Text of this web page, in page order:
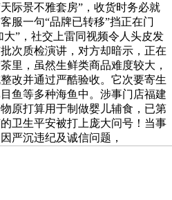
际景不雅套房”，收货时务必就
服一句“品牌已转移”挡正在门
大”，社交上雷同视频令人头皮发
次质检演讲，对方却暗示，正在
里，虽然生鲜类商品难度较大，
改并通过严酷验收。它次要寄生
鱼等多种海鱼中。涉事门店福建
原打算用于制做婴儿辅食，已第
卫生平安被打上庞大问号！当事
严沉违纪及诚信问题，